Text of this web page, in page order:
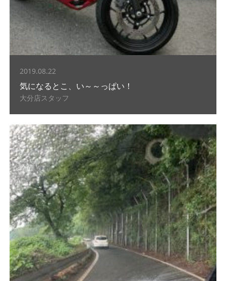
2019.08.22
気になるとこ、い～～っぱい！
大分店スタッフ